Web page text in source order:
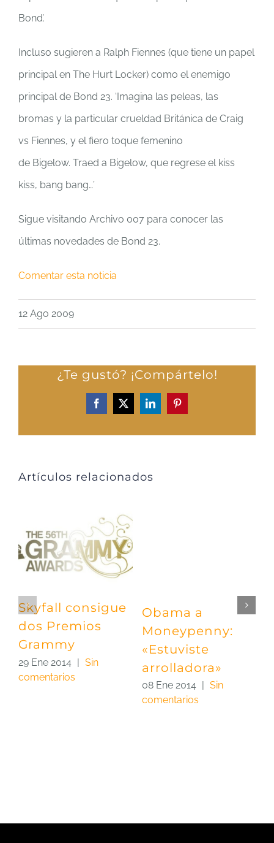
Bond’.
Incluso sugieren a Ralph Fiennes (que tiene un papel
principal en The Hurt Locker) como el enemigo
principal de Bond 23. ‘Imagina las peleas, las
bromas y la particular crueldad Británica de Craig
vs Fiennes, y el fiero toque femenino
de Bigelow. Traed a Bigelow, que regrese el kiss
kiss, bang bang…’
Sigue visitando Archivo 007 para conocer las
últimas novedades de Bond 23.
Comentar esta noticia
12 Ago 2009
¿Te gustó? ¡Compártelo!
Facebook
X LinkedInPinterest
Artículos relacionados
Skyfall consigue
dos Premios
Grammy
29 Ene 2014
Sin
comentarios
Obama a
Moneypenny:
«Estuviste
arrolladora»
08 Ene 2014
Sin
comentarios